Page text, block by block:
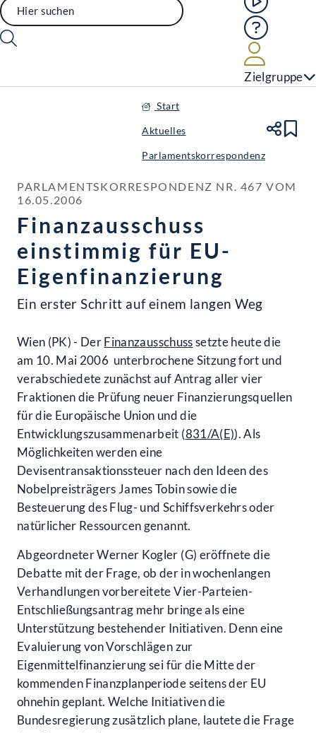
Hilfe
Zielgruppe
Start
Aktuelles
Parlamentskorrespondenz
PARLAMENTSKORRESPONDENZ NR. 467 VOM
16.05.2006
Finanzausschuss
einstimmig für EU-
Eigenfinanzierung
Ein erster Schritt auf einem langen Weg
Wien (PK) - DerFinanzausschusssetzte heute die
am 10. Mai 2006 unterbrochene Sitzung fort und
verabschiedete zunächst auf Antrag aller vier
Fraktionen die Prüfung neuer Finanzierungsquellen
für die Europäische Union und die
Entwicklungszusammenarbeit (831/A(E)). Als
Möglichkeiten werden eine
Devisentransaktionssteuer nach den Ideen des
Nobelpreisträgers James Tobin sowie die
Besteuerung des Flug- und Schiffsverkehrs oder
natürlicher Ressourcen genannt.
Abgeordneter Werner Kogler (G) eröffnete die
Debatte mit der Frage, ob der in wochenlangen
Verhandlungen vorbereitete Vier-Parteien-
Entschließungsantrag mehr bringe als eine
Unterstützung bestehender Initiativen. Denn eine
Evaluierung von Vorschlägen zur
Eigenmittelfinanzierung sei für die Mitte der
kommenden Finanzplanperiode seitens der EU
ohnehin geplant. Welche Initiativen die
Bundesregierung zusätzlich plane, lautete die Frage